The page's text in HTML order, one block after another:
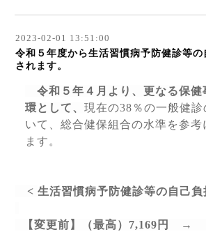
2023-02-01 13:51:00
令和５年度から生活習慣病予防健診等
されます。
令和５年４月より、更なる保健
環として、 現在の38 ％の一般健
いて、総合健保組合の水準を参考
ます。
< 生活習慣病予防健診等の自己負
【変更前】（最高） 7,169 円 →